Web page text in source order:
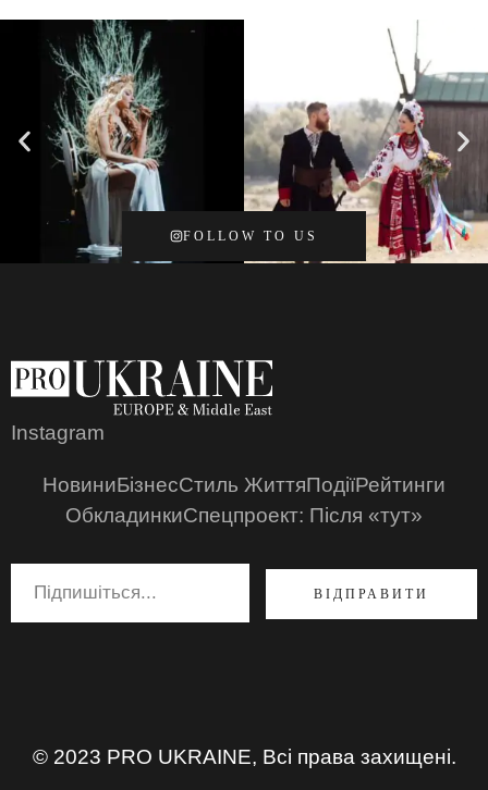
FOLLOW TO US
Instagram
НовиниБізнесСтиль ЖиттяПодіїРейтинги
ОбкладинкиСпецпроект: Після «тут»
ВІДПРАВИТИ
© 2023 PRO UKRAINE, Всі права захищені.